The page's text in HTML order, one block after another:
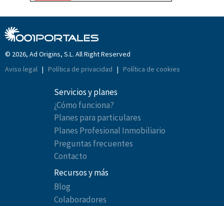
© 2026, Ad Origins, S.L. All Right Reserved
Aviso legal | Política de privacidad | Política de cookies
Servicios y planes
¿Cómo funciona?
Planes para particulares
Planes Profesional Inmobiliario
Preguntas frecuentes
Contacto
Recursos y más
Blog
Colaboradores